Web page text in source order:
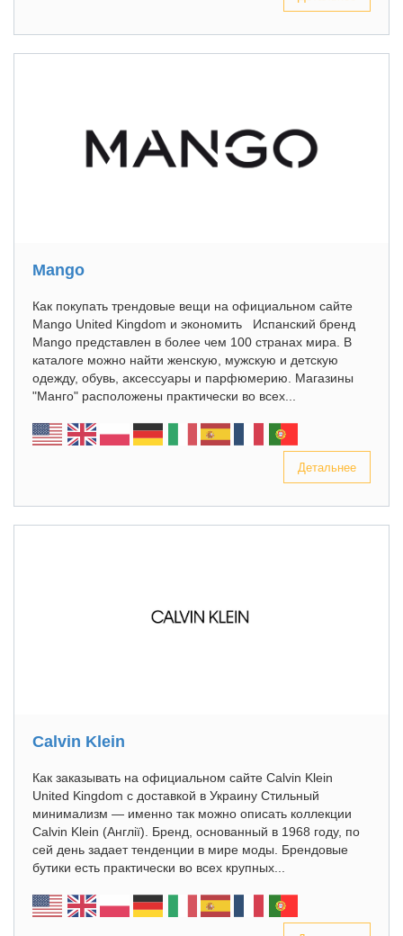
Mango
Как покупать трендовые вещи на официальном сайте
Mango United Kingdom и экономить Испанский бренд
Mango представлен в более чем 100 странах мира. В
каталоге можно найти женскую, мужскую и детскую
одежду, обувь, аксессуары и парфюмерию. Магазины
"Манго" расположены практически во всех...
Детальнее
Calvin Klein
Как заказывать на официальном сайте Calvin Klein
United Kingdom с доставкой в Украину Стильный
минимализм — именно так можно описать коллекции
Calvin Klein (Англії). Бренд, основанный в 1968 году, по
сей день задает тенденции в мире моды. Брендовые
бутики есть практически во всех крупных...